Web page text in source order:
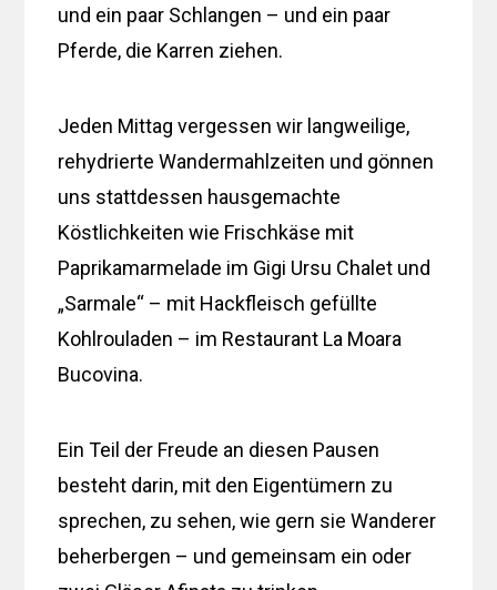
und ein paar Schlangen – und ein paar
Pferde, die Karren ziehen.
Jeden Mittag vergessen wir langweilige,
rehydrierte Wandermahlzeiten und gönnen
uns stattdessen hausgemachte
Köstlichkeiten wie Frischkäse mit
Paprikamarmelade im Gigi Ursu Chalet und
„Sarmale“ – mit Hackfleisch gefüllte
Kohlrouladen – im Restaurant La Moara
Bucovina.
Ein Teil der Freude an diesen Pausen
besteht darin, mit den Eigentümern zu
sprechen, zu sehen, wie gern sie Wanderer
beherbergen – und gemeinsam ein oder